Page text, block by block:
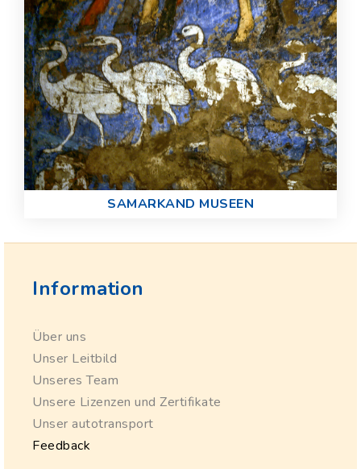
SAMARKAND MUSEEN
Information
Über uns
Unser Leitbild
Unseres Team
Unsere Lizenzen und Zertifikate
Unser autotransport
Feedback